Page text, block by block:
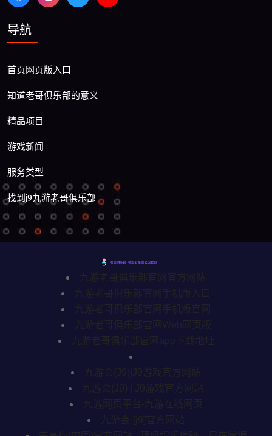
导航
首页网页版入口
知道老哥俱乐部的意义
精品项目
游戏新闻
服务类型
找到j9九游老哥俱乐部